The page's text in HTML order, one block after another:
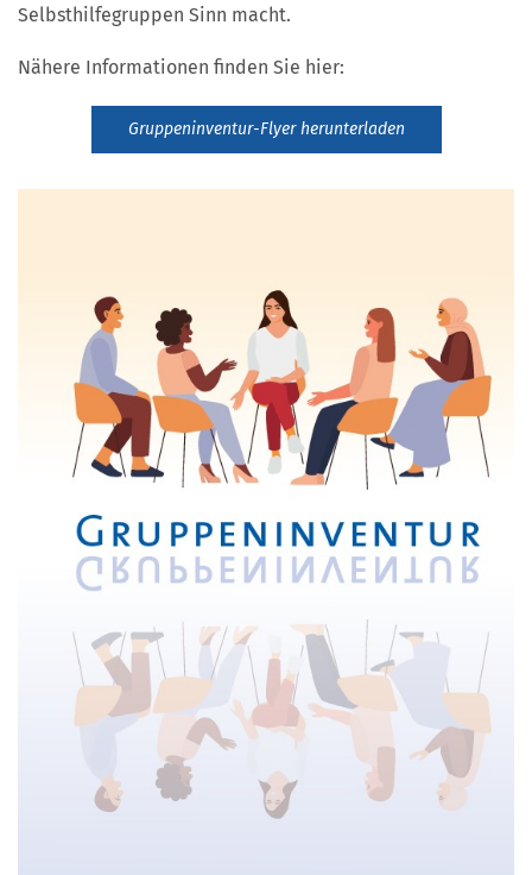
Selbsthilfegruppen Sinn macht.
Nähere Informationen finden Sie hier:
Gruppeninventur-Flyer herunterladen